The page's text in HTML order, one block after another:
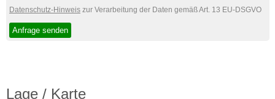
Datenschutz-Hinweis zur Verarbeitung der Daten gemäß Art. 13 EU-DSGVO
Lage / Karte